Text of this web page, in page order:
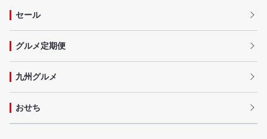
セール
グルメ定期便
九州グルメ
おせち